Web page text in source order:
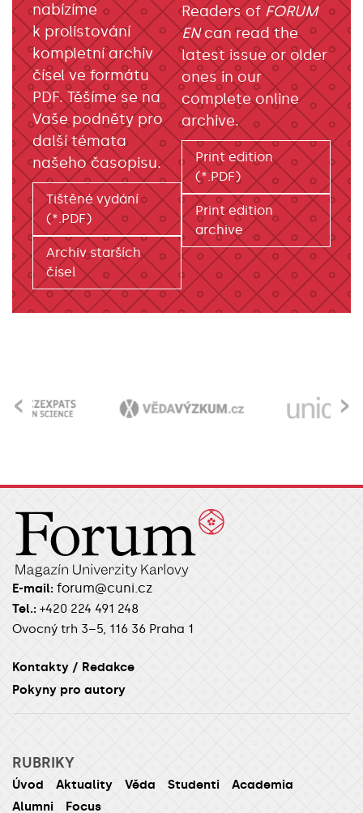
nabízíme
k prolistování
kompletní archiv
čísel ve formátu
PDF. Těšíme se na
Vaše podněty pro
další témata
našeho časopisu.
Tištěné vydání
(*.PDF)
Archiv starších
čísel
Readers of FORUM
ENcan read the
latest issue or older
ones in our
complete online
archive.
Print edition
(*.PDF)
Print edition
archive
›
‹
E-mail: forum@cuni.cz
Tel.: +420 224 491 248
Ovocný trh 3–5, 116 36 Praha 1
Kontakty / Redakce
Pokyny pro autory
RUBRIKY
Úvod Aktuality Věda Studenti
Academia
Alumni
Focus